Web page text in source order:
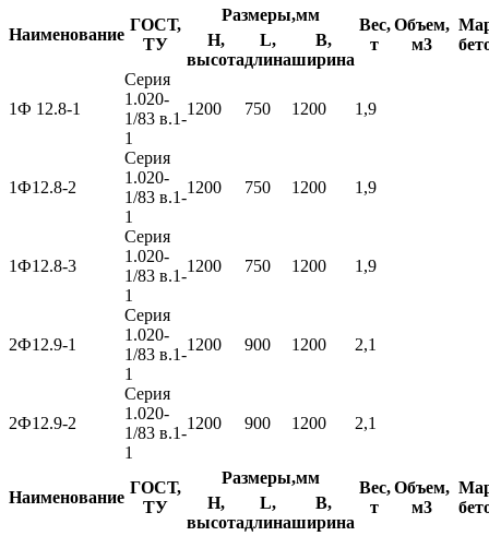
Наименование
ГОСТ,
ТУ
Размеры,мм
Вес,
т
Объем,
м3
H,
высота
L,
длина
B,
ширина
1Ф 12.8-1
Серия
1.020-
1/83 в.1-
1
1200 750 1200 1,9
1Ф12.8-2
Серия
1.020-
1/83 в.1-
1
1200 750 1200 1,9
1Ф12.8-3
Серия
1.020-
1/83 в.1-
1
1200 750 1200 1,9
2Ф12.9-1
Серия
1.020-
1/83 в.1-
1
1200 900 1200 2,1
2Ф12.9-2
Серия
1.020-
1/83 в.1-
1
1200 900 1200 2,1
Наименование
ГОСТ,
ТУ
Размеры,мм
Вес,
т
Объем,
м3
H,
высота
L,
длина
B,
ширина